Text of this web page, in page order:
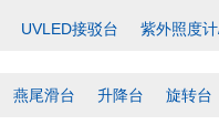
UVLED接驳台 紫外照度
燕尾滑台 升降台 旋转台